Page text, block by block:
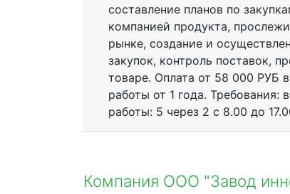
составление планов по
компанией продукта,
рынке, создание и
закупок, контроль поставок,
товаре. Оплата от 58 000 РУБ
работы от 1 года. Требования:
работы: 5 через 2 с 8.00 до
Компания ООО "Завод